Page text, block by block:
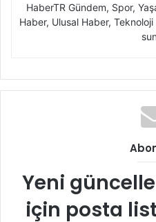
HaberTR Gündem, Spor,
Haber, Ulusal Haber,
Yeni
için posta